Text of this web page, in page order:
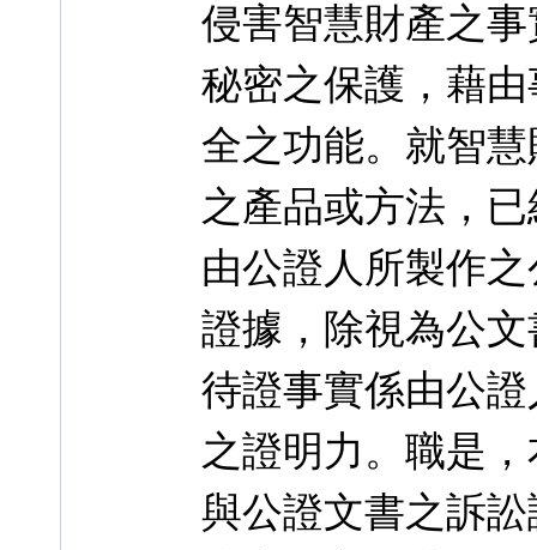
侵害智慧財產之
秘密之保護，藉
全之功能。就智
之產品或方法，
由公證人所製作
證據，除視為公
待證事實係由公
之證明力。職是
與公證文書之訴